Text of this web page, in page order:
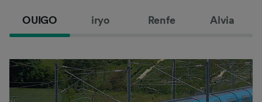
OUIGO iryo Renfe Alvia